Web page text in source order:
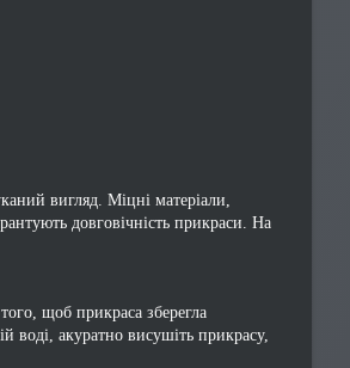
вигляд. Міцні матеріали,
довговічність прикраси. На
щоб прикраса зберегла
воді, акуратно висушіть прикрасу,